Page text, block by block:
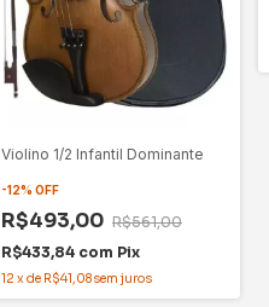
Violino 1/2 Infantil Dominante
-12% OFF
R$493,00 R$561,00
R$433,84 com Pix
12 xde R$41,08sem juros